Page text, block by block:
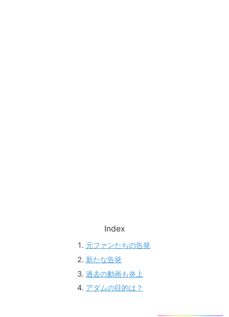
Index
元ファンたちの告発
新たな告発
過去の動画も炎上
アダムの目的は？